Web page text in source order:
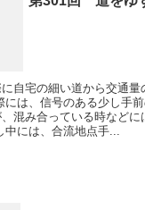
自宅の細い道から交通量
には、信号のある少し手
混み合っている時など
中には、合流地点手...